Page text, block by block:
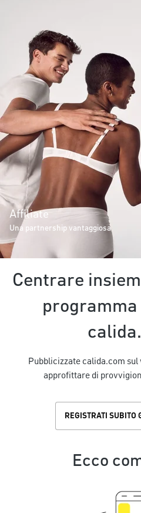
Affiliate
Una partnership vantaggiosa
Centrare
Pubblicizzate calida.com sul
approfittare di
REGISTRATI SUBITO
Ecco